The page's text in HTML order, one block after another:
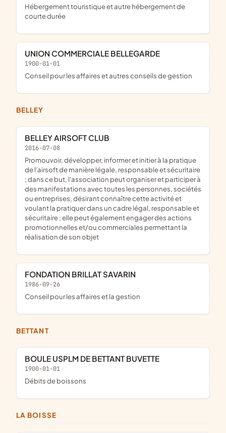
Hébergement touristique et autre hébergement de
courte durée
UNION COMMERCIALE BELLEGARDE
1900-01-01
Conseil pour les affaires et autres conseils de gestion
BELLEY
BELLEY AIRSOFT CLUB
2016-07-08
promouvoir, développer, informer et initier à la pratique
de l'airsoft de manière légale, responsable et sécuritaire
; dans ce but, l'association peut organiser et participer à
des manifestations avec toutes les personnes, sociétés
ou entreprises, désirant connaître cette activité et
voulant la pratiquer dans un cadre légal, responsable et
sécuritaire ; elle peut également engager des actions
promotionnelles et/ou commerciales permettant la
réalisation de son objet
FONDATION BRILLAT SAVARIN
1986-09-26
Conseil pour les affaires et la gestion
BETTANT
BOULE USPLM DE BETTANT BUVETTE
1900-01-01
Débits de boissons
LA BOISSE